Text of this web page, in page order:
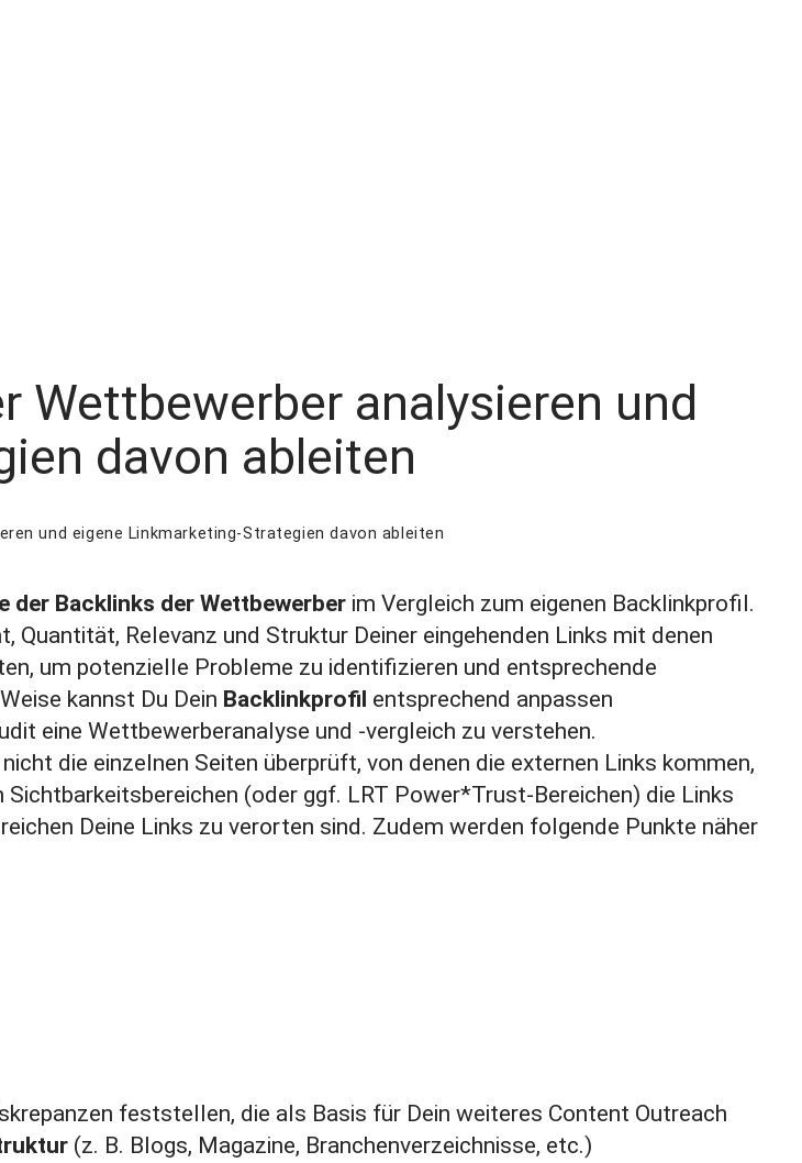
Wettbewerber analysieren und
davon ableiten
und eigene Linkmarketing-Strategien davon ableiten
der Backlinks der Wettbewerber im Vergleich zum eigenen Backlinkprofil.
Quantität, Relevanz und Struktur Deiner eingehenden Links mit denen
um potenzielle Probleme zu identifizieren und entsprechende
kannst Du Dein Backlinkprofil entsprechend anpassen
eine Wettbewerberanalyse und -vergleich zu verstehen.
die einzelnen Seiten überprüft, von denen die externen Links kommen,
(oder ggf. LRT Power*Trust-Bereichen) die Links
Deine Links zu verorten sind. Zudem werden folgende Punkte näher
feststellen, die als Basis für Dein weiteres Content Outreach
(z. B. Blogs, Magazine, Branchenverzeichnisse, etc.)